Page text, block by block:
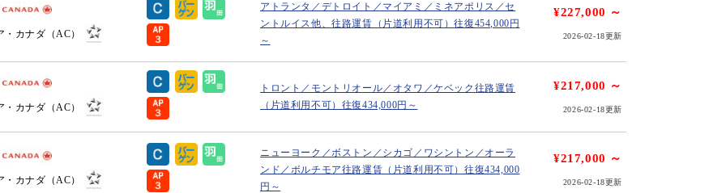
・カナダ（AC）
アトランタ／デトロイト／マイアミ／ミネアポリス／セ
ントルイス他、往路運賃（片道利用不可）往復454,000円
～
¥227,000 ～
2026-02-18更新
・カナダ（AC）
トロント／モントリオール／オタワ／ケベック往路運賃
（片道利用不可）往復434,000円～
¥217,000 ～
2026-02-18更新
・カナダ（AC）
ニューヨーク／ボストン／シカゴ／ワシントン／オーラ
ンド／ボルチモア往路運賃（片道利用不可）往復434,000
円～
¥217,000 ～
2026-02-18更新